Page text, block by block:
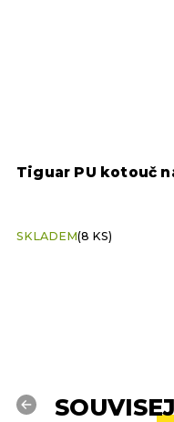
Tiguar PU kotouč
SKLADEM(8 KS)
Previous